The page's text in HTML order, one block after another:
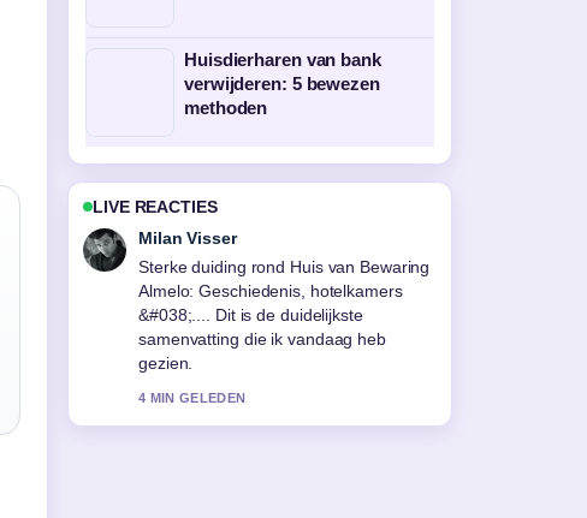
Huisdierharen van bank
verwijderen: 5 bewezen
methoden
LIVE REACTIES
Nina Meijer
Volg Wat is het gevaarlijkste dier ter
wereld?... nauwlettend – waardeer de
rustige en evenwichtige toon.
6 MIN GELEDEN